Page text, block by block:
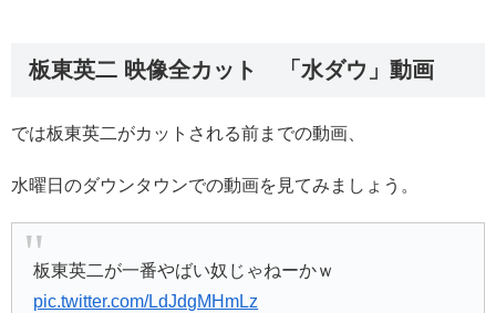
板東英二 映像全カット 「水ダウ」動画
では板東英二がカットされる前までの動画、
水曜日のダウンタウンでの動画を見てみましょう。
板東英二が一番やばい奴じゃねーかｗ
pic.twitter.com/LdJdgMHmLz